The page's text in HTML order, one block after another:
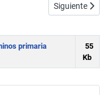
Artículo
Siguiente
primaria
55
Kb